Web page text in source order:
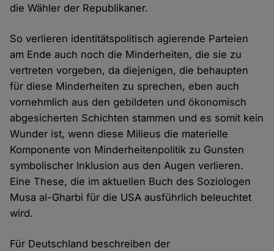
die Wähler der Republikaner.
So verlieren identitätspolitisch agierende Parteien
am Ende auch noch die Minderheiten, die sie zu
vertreten vorgeben, da diejenigen, die behaupten
für diese Minderheiten zu sprechen, eben auch
vornehmlich aus den gebildeten und ökonomisch
abgesicherten Schichten stammen und es somit kein
Wunder ist, wenn diese Milieus die materielle
Komponente von Minderheitenpolitik zu Gunsten
symbolischer Inklusion aus den Augen verlieren.
Eine These, die im aktuellen Buch des Soziologen
Musa al-Gharbi für die USA ausführlich beleuchtet
wird.
Für Deutschland beschreiben der